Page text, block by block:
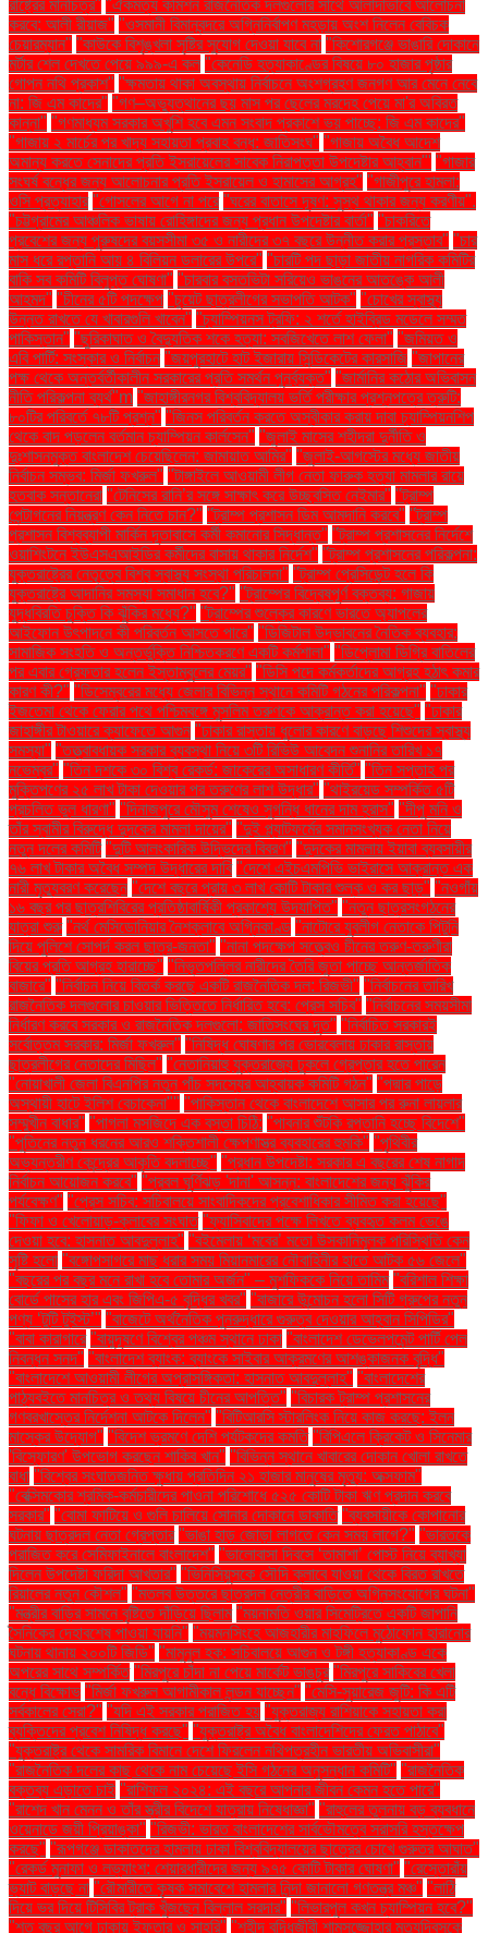
রাষ্ট্রের মানচিত্র" "ঐকমত্য কমিশন রাজনৈতিক দলগুলোর সাথে আলাদাভাবে আলোচনা
করবে: আলী রীয়াজ" "ওসমানী বিমানবন্দরে অগ্নিনির্বাপণ মহড়ায় অংশ নিলেন বেবিচক
চেয়ারম্যান" "কাউকে বিশৃঙ্খলা সৃষ্টির সুযোগ দেওয়া যাবে না "কিশোরগঞ্জে ভাঙারি দোকানে
মর্টার শেল দেখতে পেয়ে ৯৯৯-এ কল "কেনেডি হত্যাকাণ্ডের বিষয়ে ৮০ হাজার পৃষ্ঠার
গোপন নথি প্রকাশ" "ক্ষমতায় থাকা অবস্থায় নির্বাচনে অংশগ্রহণ জনগণ আর মেনে নেবে
না: জি এম কাদের" "গণ–অভ্যুত্থানের ছয় মাস পর ছেলের মরদেহ পেয়ে মা'র অবিরত
কান্না" "গণমাধ্যম সরকার অখুশি হবে এমন সংবাদ প্রকাশে ভয় পাচ্ছে: জি এম কাদের"
"গাজায় ২ মার্চের পর খাদ্য সহায়তা প্রবাহ বন্ধ: জাতিসংঘ" "গাজায় অবৈধ আদেশ
অমান্য করতে সেনাদের প্রতি ইসরায়েলের সাবেক নিরাপত্তা উপদেষ্টার আহ্বান"' "গাজার
সংঘর্ষ বন্ধের জন্য আলোচনার প্রতি ইসরায়েল ও হামাসের আগ্রহ" "গাজীপুরে হামলা:
ওসি প্রত্যাহার "গোসলের আগে না পরে "ঘরের বাতাসে দূষণ: সুস্থ থাকার জন্য করণীয়".
"চট্টগ্রামের আঞ্চলিক ভাষায় রোহিঙ্গাদের জন্য প্রধান উপদেষ্টার বার্তা" "চাকরিতে
প্রবেশের জন্য পুরুষদের বয়সসীমা ৩৫ ও নারীদের ৩৭ বছরে উন্নীত করার প্রস্তাব" "চার
মাস ধরে রপ্তানি আয় ৪ বিলিয়ন ডলারের উপরে" "চারটি পদ ছাড়া জাতীয় নাগরিক কমিটির
বাকি সব কমিটি বিলুপ্ত ঘোষণা" "চারবার বসতভিটা সরিয়েও ভাঙনের আতঙ্কে আলী
আহমদ" "চীনের ৫টি পদক্ষেপ "চুয়েট ছাত্রলীগের সভাপতি আটক" "চোখের স্বাস্থ্য
উন্নত রাখতে যে খাবারগুলি খাবেন" "চ্যাম্পিয়নস ট্রফি: ২ শর্তে হাইব্রিড মডেলে সম্মত
পাকিস্তান" "ছুরিকাঘাত ও বৈদ্যুতিক শকে হত্যা: সবজিখেতে লাশ ফেলা" "জমিয়ত ও
এবি পার্টি: সংস্কার ও নির্বাচন "জয়পুরহাটে হাট ইজারায় সিন্ডিকেটের কারসাজি "জাপানের
পক্ষ থেকে অন্তর্বর্তীকালীন সরকারের প্রতি সমর্থন পুনর্ব্যক্ত" "জার্মানির কঠোর অভিবাসন
নীতি পরিকল্পনা ব্যর্থ"m "জাহাঙ্গীরনগর বিশ্ববিদ্যালয় ভর্তি পরীক্ষার প্রশ্নপত্রে ত্রুটি:
৮০টির পরিবর্তে ৭৮টি প্রশ্ন" "জিনস পরিবর্তন করতে অস্বীকার করায় দাবা চ্যাম্পিয়নশিপ
থেকে বাদ পড়লেন বর্তমান চ্যাম্পিয়ন কার্লসেন" "জুলাই মাসের শহীদরা দুর্নীতি ও
দুঃশাসনমুক্ত বাংলাদেশ চেয়েছিলেন: জামায়াত আমির" "জুলাই-আগস্টের মধ্যে জাতীয়
নির্বাচন সম্ভব: মির্জা ফখরুল" "টাঙ্গাইলে আওয়ামী লীগ নেতা ফারুক হত্যা মামলার রায়ে
হতবাক সন্তানেরা "টেনিসের রানি’র সঙ্গে সাক্ষাৎ করে উচ্ছ্বসিত নেইমার" "ট্রাম্প
পেন্টাগনের নিয়ন্ত্রণ কেন নিতে চান?" "ট্রাম্প প্রশাসন ডিম আমদানি করবে" "ট্রাম্প
প্রশাসন বিশ্বব্যাপী মার্কিন দূতাবাসে কর্মী কমানোর সিদ্ধান্ত" "ট্রাম্প প্রশাসনের নির্দেশে
ওয়াশিংটনে ইউএসএআইডির কর্মীদের বাসায় থাকার নির্দেশ" "ট্রাম্প প্রশাসনের পরিকল্পনা:
যুক্তরাষ্ট্রের নেতৃত্বে বিশ্ব স্বাস্থ্য সংস্থা পরিচালনা" "ট্রাম্প প্রেসিডেন্ট হলে কি
যুক্তরাষ্ট্রে আদানির সমস্যা সমাধান হবে?" "ট্রাম্পের বিদ্বেষপূর্ণ বক্তব্য: গাজায়
যুদ্ধবিরতি চুক্তি কি ঝুঁকির মধ্যে?" "ট্রাম্পের শুল্কের কারণে ভারতে অ্যাপলের
আইফোন উৎপাদনে কী পরিবর্তন আসতে পারে" "ডিজিটাল উদ্ভাবনের নৈতিক ব্যবহার:
সামাজিক সংহতি ও অন্তর্ভুক্তি নিশ্চিতকরণে একটি কর্মশালা" "ডিপ্লোমা ডিগ্রি বাতিলের
পর এবার গ্রেফতার হলেন ইস্তাম্বুলের মেয়র" "ডিসি পদে কর্মকর্তাদের আগ্রহ হঠাৎ কমার
কারণ কী?" "ডিসেম্বরের মধ্যে জেলার বিভিন্ন স্থানে কমিটি গঠনের পরিকল্পনা" "ঢাকার
ইজতেমা থেকে ফেরার পথে পশ্চিমবঙ্গে মুসলিম তরুণকে আক্রান্ত করা হয়েছে" "ঢাকার
জাহাঙ্গীর টাওয়ারে ক্যাফেতে আগুন "ঢাকার রাস্তায় ধুলোর কারণে বাড়ছে শিশুদের স্বাস্থ্য
সমস্যা" "তত্ত্বাবধায়ক সরকার ব্যবস্থা নিয়ে ৩টি রিভিউ আবেদন শুনানির তারিখ ১৭
নভেম্বর" "তিন দশকে ৩০ বিশ্ব রেকর্ড: জাকেরের অসাধারণ কীর্তি" "তিন সপ্তাহ পর
মুক্তিপণের ২৫ লাখ টাকা দেওয়ার পর তরুণের লাশ উদ্ধার" "থাইরয়েড সম্পর্কিত ৫টি
প্রচলিত ভুল ধারণা" "দিনাজপুরে মৌসুম শেষেও সুগন্ধি ধানের দাম হ্রাস" "দীপু মনি ও
তাঁর স্বামীর বিরুদ্ধে দুদকের মামলা দায়ের" "দুই প্ল্যাটফর্মের সমানসংখ্যক নেতা নিয়ে
নতুন দলের কমিটি "দুটি আলংকারিক উদ্ভিদের বিবরণ" "দুদকের মামলায় ইয়াবা ব্যবসায়ীর
৭৬ লাখ টাকার অবৈধ সম্পদ উদ্ধারের দাবি "দেশে এইচএমপিভি ভাইরাসে আক্রান্ত এক
নারী মৃত্যুবরণ করেছেন "দেশে বছরে প্রায় ৩ লাখ কোটি টাকার শুল্ক ও কর ছাড়" "নওগাঁয়
১৬ বছর পর ছাত্রশিবিরের প্রতিষ্ঠাবার্ষিকী প্রকাশ্যে উদযাপিত" "নতুন ছাত্রসংগঠনের
যাত্রা শুরু "নর্থ মেসিডোনিয়ার নৈশক্লাবে অগ্নিকাণ্ড "নাটোরে যুবলীগ নেতাকে পিটুনি
দিয়ে পুলিশে সোপর্দ করল ছাত্র-জনতা" "নানা পদক্ষেপ সত্ত্বেও চীনের তরুণ-তরুণীরা
বিয়ের প্রতি আগ্রহ হারাচ্ছে" "নিভৃতপল্লির নারীদের তৈরি জুতা পাচ্ছে আন্তর্জাতিক
বাজারে" "নির্বাচন নিয়ে বিতর্ক করছে একটি রাজনৈতিক দল: রিজভী" "নির্বাচনের তারিখ
রাজনৈতিক দলগুলোর চাওয়ার ভিত্তিতে নির্ধারিত হবে: প্রেস সচিব" "নির্বাচনের সময়সীমা
নির্ধারণ করবে সরকার ও রাজনৈতিক দলগুলো: জাতিসংঘের দূত" "নির্বাচিত সরকারই
সর্বোত্তম সরকার: মির্জা ফখরুল" "নিষিদ্ধ ঘোষণার পর ভোরবেলায় ঢাকার রাস্তায়
ছাত্রলীগের নেতাদের মিছিল" "নেতানিয়াহু যুক্তরাজ্যে ঢুকলে গ্রেপ্তার হতে পারেন
"নোয়াখালী জেলা বিএনপির নতুন পাঁচ সদস্যের আহ্বায়ক কমিটি গঠন" "পদ্মার পাড়ে
অস্থায়ী হাটে ইলিশ বেচাকেনা"'' "পাকিস্তান থেকে বাংলাদেশে আসার পর রুনা লায়লার
সম্মুখীন বাধার" "পাগলা মসজিদে এক বস্তা চিঠি: "পাবনার শুঁটকি রপ্তানি হচ্ছে বিদেশে"
"পুতিনের নতুন ধরনের আরও শক্তিশালী ক্ষেপণাস্ত্র ব্যবহারের হুমকি" "পৃথিবীর
অভ্যন্তরীণ কেন্দ্রের আকৃতি বদলাচ্ছে" "প্রধান উপদেষ্টা: সরকার এ বছরের শেষ নাগাদ
নির্বাচন আয়োজন করবে" "প্রবল ঘূর্ণিঝড় 'দানা' আসন্ন: বাংলাদেশের জন্য ঝুঁকির
পর্যবেক্ষণ" "প্রেস সচিব: সচিবালয়ে সাংবাদিকদের প্রবেশাধিকার সীমিত করা হয়েছে"
"ফিফা ও খেলোয়াড়-ক্লাবের সংঘাত "ফ্যাসিবাদের পক্ষে লিখতে ব্যবহৃত কলম ভেঙে
দেওয়া হবে: হাসনাত আবদুল্লাহ" "বইমেলায় ‘মবের’ মতো উসকানিমূলক পরিস্থিতি কেন
সৃষ্টি হলো "বঙ্গোপসাগরে মাছ ধরার সময় মিয়ানমারের নৌবাহিনীর হাতে আটক ৫৬ জেলে"
"বছরের পর বছর মনে রাখা হবে তোমার অর্জন" – মুশফিককে নিয়ে তামিম "বরিশাল শিক্ষা
বোর্ডে পাসের হার এবং জিপিএ-৫ বৃদ্ধির খবর" "বাজারে উন্মোচন হলো সিটি গ্রুপের নতুন
পণ্য ‘টুটি টুইস্ট’" "বাজেটে অর্থনৈতিক পুনরুদ্ধারে গুরুত্ব দেওয়ার আহ্বান সিপিডির"
"বাবা কারাগারে "বায়ুদূষণে বিশ্বের পঞ্চম স্থানে ঢাকা "বাংলাদেশ ডেভেলপমেন্ট পার্টি পেল
নিবন্ধন সনদ" "বাংলাদেশ ব্যাংক: ব্যাংকে সাইবার আক্রমণের আশঙ্কাজনক বৃদ্ধি"
"বাংলাদেশে আওয়ামী লীগের অপ্রাসঙ্গিকতা: হাসনাত আবদুল্লাহ" "বাংলাদেশের
পাঠ্যবইতে মানচিত্র ও তথ্য বিষয়ে চীনের আপত্তি" "বিচারক ট্রাম্প প্রশাসনের
গণবরখাস্তের নির্দেশনা আটকে দিলেন" "বিটিআরসি স্টারলিংক নিয়ে কাজ করছে: ইলন
মাস্কের উদ্যোগ" "বিদেশ ভ্রমণে দেশি পর্যটকদের কমতি "বিপিএলে ক্রিকেট ও সিনেমার
'বিস্ফোরণ' উপভোগ করছেন শাকিব খান" "বিভিন্ন স্থানে খাবারের দোকান খোলা রাখতে
বাধা "বিশ্বের সংঘাতজনিত ক্ষুধায় প্রতিদিন ২১ হাজার মানুষের মৃত্যু: অক্সফাম"
"বেক্সিমকোর শ্রমিক-কর্মচারীদের পাওনা পরিশোধে ৫২৫ কোটি টাকা ঋণ প্রদান করবে
সরকার" "বোমা ফাটিয়ে ও গুলি চালিয়ে সোনার দোকানে ডাকাতি "ব্যবসায়ীকে কোপানোর
ঘটনায় ছাত্রদল নেতা গ্রেপ্তার "ভাঙা হাড় জোড়া লাগতে কেন সময় লাগে?" "ভারতকে
পরাজিত করে সেমিফাইনালে বাংলাদেশ" "ভালোবাসা দিবসে ‘তামাশা’ পোস্ট নিয়ে ব্যাখ্যা
দিলেন উপদেষ্টা ফরিদা আখতার" "ভিনিসিয়ুসকে সৌদি ক্লাবে যাওয়া থেকে বিরত রাখতে
রিয়ালের নতুন কৌশল" "মতলব উত্তরে ছাত্রদল নেত্রীর বাড়িতে অগ্নিসংযোগের ঘটনা"
"মন্ত্রীর বাড়ির সামনে বৃষ্টিতে দাঁড়িয়ে ছিলাম "ময়নামতি ওয়ার সিমেট্রিতে একটি জাপানি
সৈনিকের দেহাবশেষ পাওয়া যায়নি" "ময়মনসিংহে আজহারীর মাহফিলে মুঠোফোন হারানোর
ঘটনায় থানায় ২০০টি জিডি" "মামুনুল হক: সচিবালয়ে আগুন ও টঙ্গী হত্যাকাণ্ড একে
অপরের সাথে সম্পর্কিত "মিরপুরে চাঁদা না পেয়ে মার্কেট ভাঙচুর "মিরপুরে সাকিবের খেলা
বন্ধে বিক্ষোভ "মির্জা ফখরুল আগামীকাল লন্ডন যাচ্ছেন" "মেসি-সুয়ারেজ জুটি: কি এটি
সর্বকালের সেরা?" "যদি এই সরকার পরাজিত হয় "যুক্তরাজ্য রাশিয়াকে সহায়তা করা
ব্যক্তিদের প্রবেশ নিষিদ্ধ করছে" "যুক্তরাষ্ট্র অবৈধ বাংলাদেশিদের ফেরত পাঠাবে"
"যুক্তরাষ্ট্র থেকে সামরিক বিমানে দেশে ফিরলেন নথিপত্রহীন ভারতীয় অভিবাসীরা"
"রাজনৈতিক দলের কাছ থেকে নাম চেয়েছে ইসি গঠনের অনুসন্ধান কমিটি" "রাজনৈতিক
বক্তব্য এড়াতে চাই "রাশিফল ২০২৪: এই বছরে আপনার জীবন কেমন হতে পারে"
"রাশেদ খান মেনন ও তাঁর স্ত্রীর বিদেশে যাত্রায় নিষেধাজ্ঞা" "রাহুলের তুলনায় বড় ব্যবধানে
ওয়েনাডে জয়ী প্রিয়াঙ্কা" "রিজভী: ভারত বাংলাদেশের সার্বভৌমত্বে সরাসরি হস্তক্ষেপ
করছে" "রূপগঞ্জে ডাকাতদের হামলায় ঢাকা বিশ্ববিদ্যালয়ের ছাত্রের চোখে গুরুতর আঘাত"
"রেকর্ড মুনাফা ও লভ্যাংশ: শেয়ারধারীদের জন্য ৯৭৫ কোটি টাকার ঘোষণা" "রেস্তোরাঁয়
ভ্যাট বাড়ছে না "রৌমারীতে কৃষক সমাবেশে হামলার নিন্দা জানালো গণতন্ত্র মঞ্চ" "লাঠি
দিয়ে ভর দিয়ে টিসিবির ট্রাক খুঁজছেন বিল্লাল সরদার" "লিভারপুল কখন চ্যাম্পিয়ন হবে?"
"শত বছর আগে ঢাকায় ইফতার ও সাহ্‌রি" "শহীদ বুদ্ধিজীবী শামসুজ্জোহার মৃত্যুদিবসকে